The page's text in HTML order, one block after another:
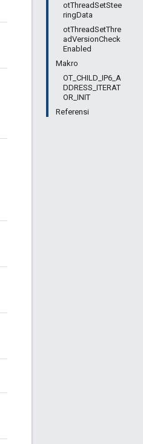
otThreadSetStee
ringData
otThreadSetThre
adVersionCheck
Enabled
Makro
OT_CHILD_IP6_A
DDRESS_ITERAT
OR_INIT
Referensi